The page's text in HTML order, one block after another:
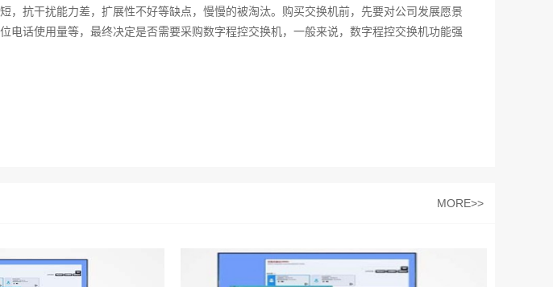
抗干扰能力差，扩展性不好等缺点，慢慢的被淘汰。购买交换机前，先要对公司发展愿景
话使用量等，最终决定是否需要采购数字程控交换机，一般来说，数字程控交换机功能强
MORE>>